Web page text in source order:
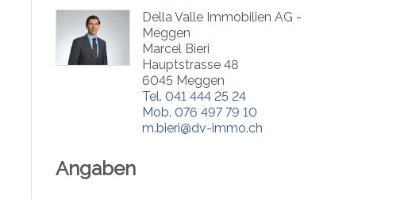
Della Valle Immobilien AG -
Meggen
Marcel Bieri
Hauptstrasse 48
6045 Meggen
Tel. 041 444 25 24
Mob. 076 497 79 10
m.bieri@dv-immo.ch
Angaben